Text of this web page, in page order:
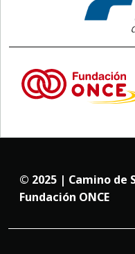
© 2025 | Camino de
Fundación ONCE